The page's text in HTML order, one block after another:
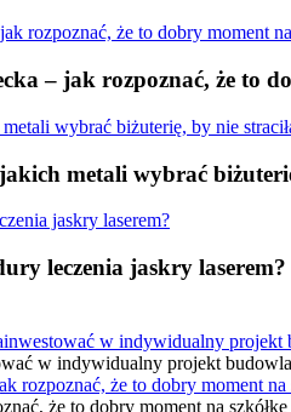
– jak rozpoznać, że to
metali wybrać
leczenia jaskry laserem?
w indywidualny projekt
że to dobry moment na szkółkę